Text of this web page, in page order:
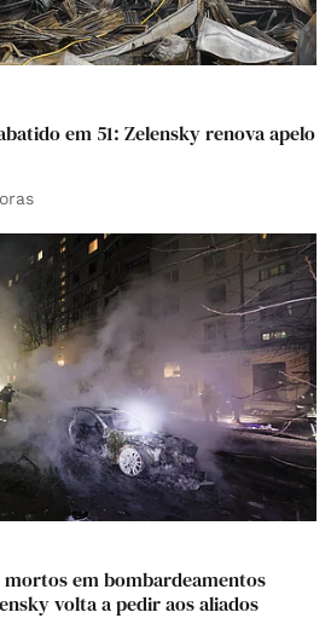
em 51: Zelensky renova apelo
mortos em bombardeamentos
volta a pedir aos aliados